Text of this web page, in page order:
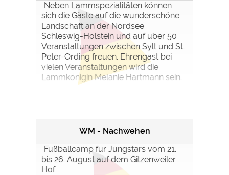
Neben Lammspezialitäten können
sich die Gäste auf die wunderschöne
Landschaft an der Nordsee
Schleswig-Holstein und auf über 50
Veranstaltungen zwischen Sylt und St.
Peter-Ording freuen. Ehrengast bei
vielen Veranstaltungen wird die
Lammkönigin Melanie Hartmann sein.
WM - Nachwehen
Fußballcamp für Jungstars vom 21.
bis 26. August auf dem Gitzenweiler
Hof